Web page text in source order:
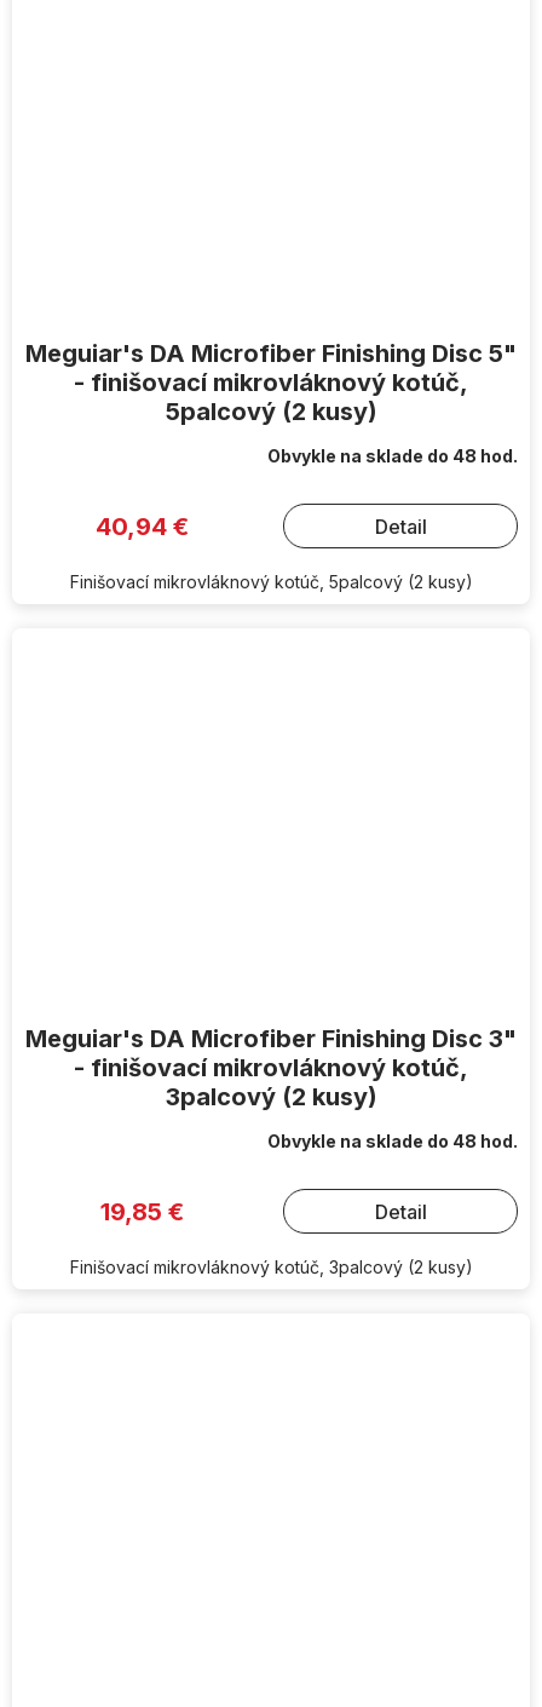
Meguiar's DA Microfiber Finishing Disc 5"
- finišovací mikrovláknový kotúč,
5palcový (2 kusy)
Obvykle na sklade do 48 hod.
40,94 € Detail
Finišovací mikrovláknový kotúč, 5palcový (2 kusy)
Meguiar's DA Microfiber Finishing Disc 3"
- finišovací mikrovláknový kotúč,
3palcový (2 kusy)
Obvykle na sklade do 48 hod.
19,85 € Detail
Finišovací mikrovláknový kotúč, 3palcový (2 kusy)